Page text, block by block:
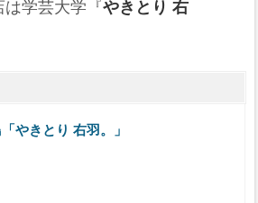
は学芸大学『やきとり 右
やきとり 右羽。」